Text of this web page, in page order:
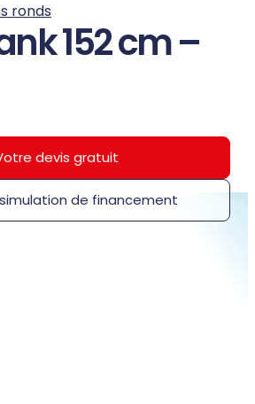
ronds
152 cm –
devis gratuit
de financement